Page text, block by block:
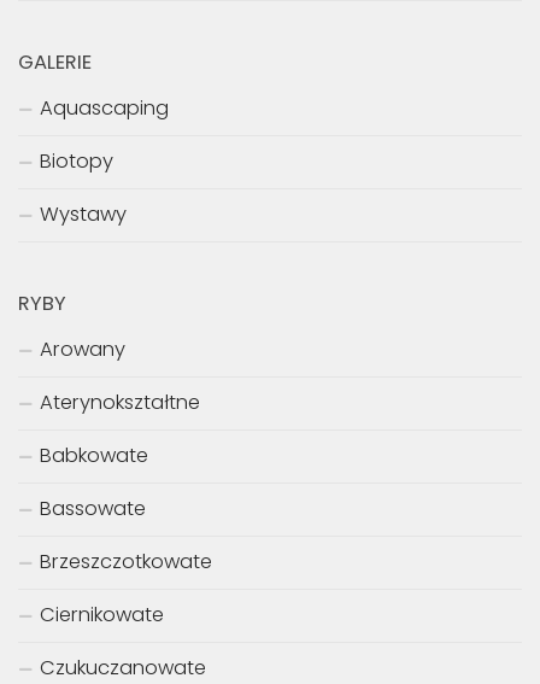
GALERIE
Aquascaping
Biotopy
Wystawy
RYBY
Arowany
Aterynokształtne
Babkowate
Bassowate
Brzeszczotkowate
Ciernikowate
Czukuczanowate